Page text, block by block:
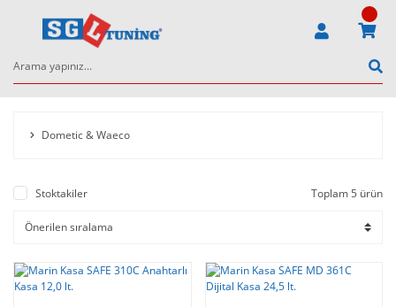
Dometic & Waeco
Stoktakiler Toplam 5 ürün